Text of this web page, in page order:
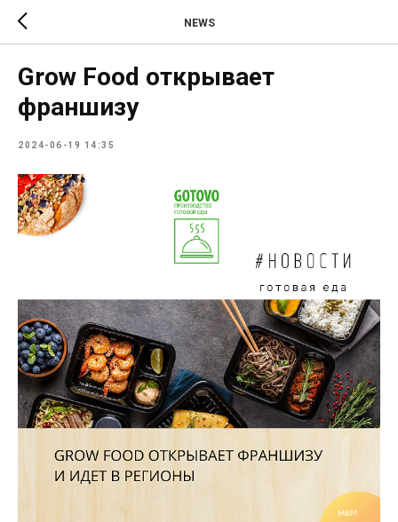
NEWS
Grow Food открывает
франшизу
2024-06-19 14:35